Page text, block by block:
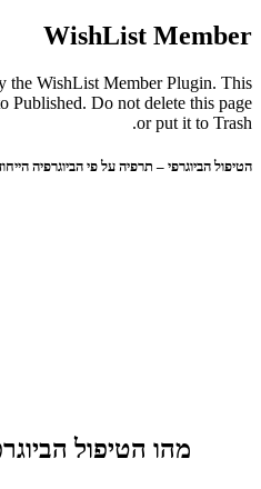
WishList Member
the WishList Member Plugin. This
Published. Do not delete this page
or put it to Trash.
הטיפול הביוגרפי – תרפיה על פי הביוגרפיה
מהו הטיפול